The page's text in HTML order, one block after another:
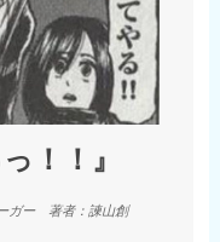
！！』
ガー 著者：諫山創